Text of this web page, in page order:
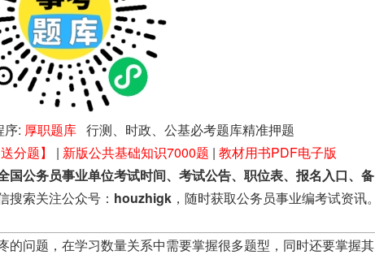
序: 厚职题库行测、时政、公基必考题库精准押题
分题】 | 新版公共基础知识7000题 | 教材用书PDF电子版
国公务员事业单位考试时间、考试公告、职位表、报名入口、备
搜索关注公众号： houzhigk ，随时获取公务员事业编考试资讯。
问题，在学习数量关系中需要掌握很多题型，同时还要掌握其